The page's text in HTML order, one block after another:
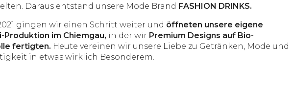
Daraus entstand unsere Mode Brand FASHION DRINKS.
gingen wir einen Schritt weiter und öffneten unsere eigene
Produktion im Chiemgau, in der wir Premium Designs auf Bio-
fertigten. Heute vereinen wir unsere Liebe zu Getränken, Mode und
in etwas wirklich Besonderem.